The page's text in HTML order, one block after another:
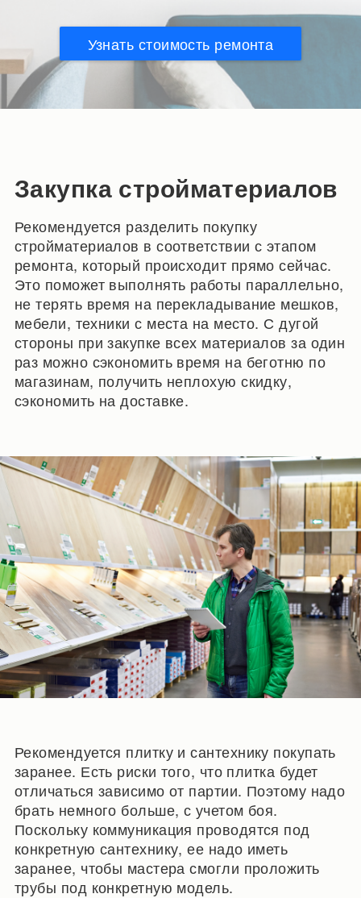
Узнать стоимость ремонта
Закупка стройматериалов
Рекомендуется разделить покупку
стройматериалов в соответствии с этапом
ремонта, который происходит прямо сейчас.
Это поможет выполнять работы параллельно,
не терять время на перекладывание мешков,
мебели, техники с места на место. С дугой
стороны при закупке всех материалов за один
раз можно сэкономить время на беготню по
магазинам, получить неплохую скидку,
сэкономить на доставке.
Рекомендуется плитку и сантехнику покупать
заранее. Есть риски того, что плитка будет
отличаться зависимо от партии. Поэтому надо
брать немного больше, с учетом боя.
Поскольку коммуникация проводятся под
конкретную сантехнику, ее надо иметь
заранее, чтобы мастера смогли проложить
трубы под конкретную модель.